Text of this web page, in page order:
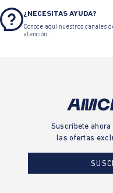
¿NECESITAS AYUDA?
Conoce aquí nuestros canales
atención.
Suscríbete
las ofertas